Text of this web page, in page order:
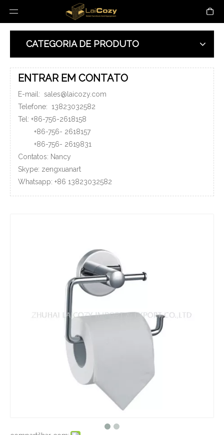
CATEGORIA DE PRODUTO
ENTRAR EM CONTATO
E-mail: sales@laicozy.com
Telefone: 13823032582
Tel: +86-756-2618158
+86-756- 2618157
+86-756- 2619831
Contatos: Nancy
Skype: zengxuanart
Whatsapp: +86 13823032582